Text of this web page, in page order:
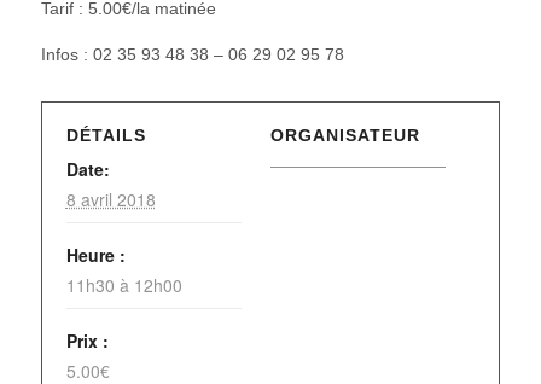
Tarif : 5.00€/la matinée
Infos : 02 35 93 48 38 – 06 29 02 95 78
DÉTAILS
Date:
8 avril 2018
Heure :
11h30 à 12h00
Prix :
5.00€
ORGANISATEUR